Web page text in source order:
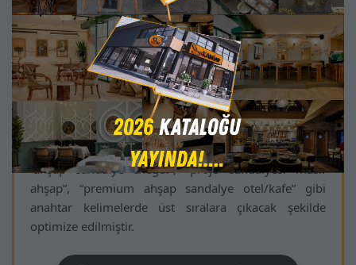
taşıma kapasitesi yüksek yapısı ve çizilmeye dayanıklı
finisajı ile dikkat çeker.
Döşeme kumaşı, ahşap tonu ve boya seçeneklerinin
projeye özel uyarlanabilmesi, Quinn modelini
“özelleştirilebilir proje sandalyesi” segmentinde öne
çıkarır. İç mimar ve dekorasyon uzmanlarının aradığı
“şık, dayanıklı ve fonksiyonel ahşap sandalye”
üçlüsünü bir araya getirir ve arama motorlarında
“ahşap sandalye İnegöl”, “proje sandalyesi masif
ahşap”, “premium ahşap sandalye otel/kafe” gibi
anahtar kelimelerde üst sıralara çıkacak şekilde
optimize edilmiştir.